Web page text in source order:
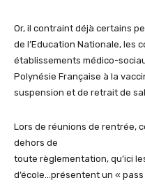
Or, il contraint déjà certains
de l’Education Nationale, les
établissements médico-
Polynésie Française à la
suspension et de retrait de
Lors de réunions de rentrée,
dehors de
toute règlementation, qu’ici
d’école…présentent un «